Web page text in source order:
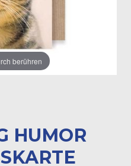
berühren
HUMOR
K